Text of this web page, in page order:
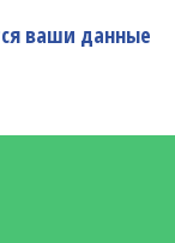
ваши данные